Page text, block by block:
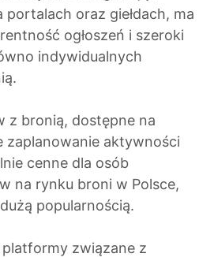
oraz giełdach, ma
ogłoszeń i szeroki
indywidualnych
z bronią, dostępne na
zaplanowanie aktywności
cenne dla osób
na rynku broni w Polsce,
popularnością.
związane z